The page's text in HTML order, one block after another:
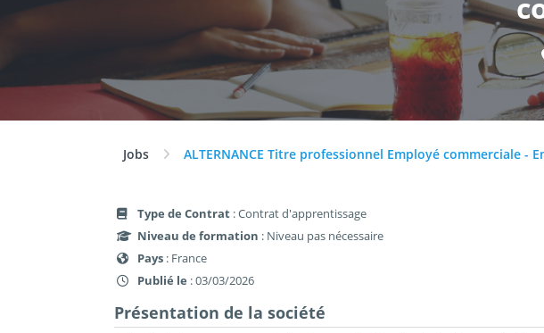
Jobs ALTERNANCE Titre professionnel Employé commerciale -
Type de Contrat : Contrat d'apprentissage
Niveau de formation : Niveau pas nécessaire
Pays : France
Publié le : 03/03/2026
Présentation de la société